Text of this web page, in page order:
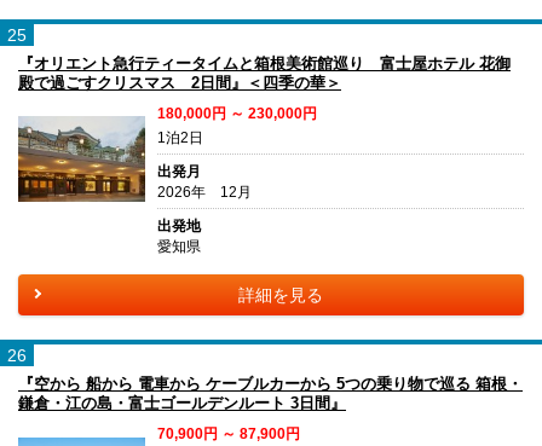
25
『オリエント急行ティータイムと箱根美術館巡り 富士屋ホテル 花御
殿で過ごすクリスマス 2日間』＜四季の華＞
180,000円 ～ 230,000円
1泊2日
出発月
2026年 12月
出発地
愛知県
詳細を見る
26
『空から 船から 電車から ケーブルカーから 5つの乗り物で巡る 箱根・
鎌倉・江の島・富士ゴールデンルート 3日間』
70,900円 ～ 87,900円